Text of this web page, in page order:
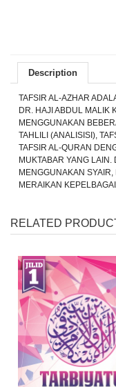
Description
TAFSIR AL-AZHAR
DR. HAJI ABDUL MALIK
MENGGUNAKAN
TAHLILI (ANALISISI),
TAFSIR AL-QURAN
MUKTABAR YANG
MENGGUNAKAN
MERAIKAN
RELATED
TARBIYATUL
ISLAM